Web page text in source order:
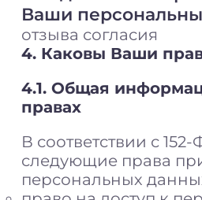
Ваши
отзыва согласия
4. Каковы Ваши
4.1. Общая
правах
В соответствии с
следующие права
персональных